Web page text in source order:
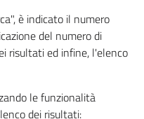
è indicato il numero
del numero di
risultati ed infine, l'elenco
le funzionalità
dei risultati: